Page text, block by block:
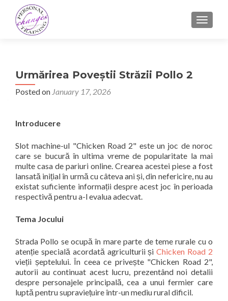
Urmărirea Poveștii Străzii Pollo 2
Posted on January 17, 2026
Introducere
Slot machine-ul "Chicken Road 2" este un joc de noroc
care se bucură în ultima vreme de popularitate la mai
multe casa de pariuri online. Crearea acestei piese a fost
lansată inițial în urmă cu câteva ani și, din nefericire, nu au
existat suficiente informații despre acest joc în perioada
respectivă pentru a-l evalua adecvat.
Tema Jocului
Strada Pollo se ocupă în mare parte de teme rurale cu o
atenție specială acordată agriculturii șiChicken Road 2
vieții șeptelului. În ceea ce privește "Chicken Road 2",
autorii au continuat acest lucru, prezentând noi detalii
despre personajele principală, cea a unui fermier care
luptă pentru supraviețuire într-un mediu rural dificil.